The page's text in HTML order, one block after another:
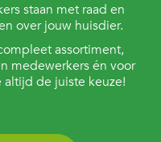
staan met raad en
over jouw huisdier.
assortiment,
medewerkers én voor
altijd de juiste keuze!